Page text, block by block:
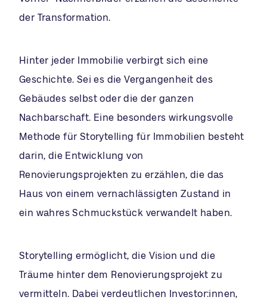
der Transformation.
Hinter jeder Immobilie verbirgt sich eine
Geschichte. Sei es die Vergangenheit des
Gebäudes selbst oder die der ganzen
Nachbarschaft. Eine besonders wirkungsvolle
Methode für Storytelling für Immobilien besteht
darin, die Entwicklung von
Renovierungsprojekten zu erzählen, die das
Haus von einem vernachlässigten Zustand in
ein wahres Schmuckstück verwandelt haben.
Storytelling ermöglicht, die Vision und die
Träume hinter dem Renovierungsprojekt zu
vermitteln. Dabei verdeutlichen Investor:innen,